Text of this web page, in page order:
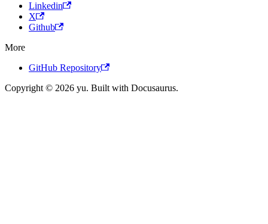
Linkedin
X
Github
More
GitHub Repository
Copyright © 2026 yu. Built with Docusaurus.